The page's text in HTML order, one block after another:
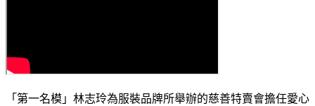
大使，今（17）天早上舉辦記者會。由於這次合作的品牌，正